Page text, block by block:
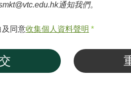
通知我們。
及同意收集個人資料聲明 *